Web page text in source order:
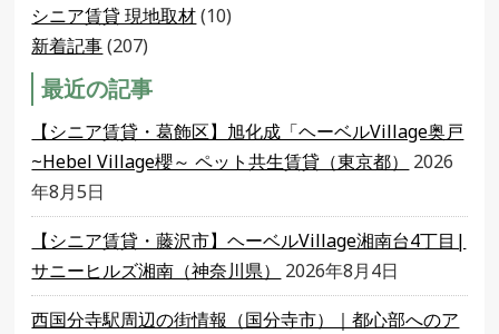
シニア賃貸 現地取材(10)
新着記事(207)
最近の記事
【シニア賃貸・葛飾区】旭化成「ヘーベルVillage奥戸
~Hebel Village櫻～ ペット共生賃貸（東京都）
2026
年8月5日
【シニア賃貸・藤沢市】ヘーベルVillage湘南台4丁目|
サニーヒルズ湘南（神奈川県）
2026年8月4日
西国分寺駅周辺の街情報（国分寺市）｜都心部へのア